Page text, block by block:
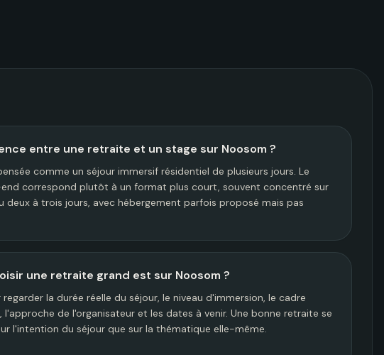
entre une retraite et un stage sur Noosom ?
comme un séjour immersif résidentiel de plusieurs jours. Le
correspond plutôt à un format plus court, souvent concentré sur
deux à trois jours, avec hébergement parfois proposé mais pas
une retraite grand est sur Noosom ?
la durée réelle du séjour, le niveau d'immersion, le cadre
de l'organisateur et les dates à venir. Une bonne retraite se
l'intention du séjour que sur la thématique elle-même.